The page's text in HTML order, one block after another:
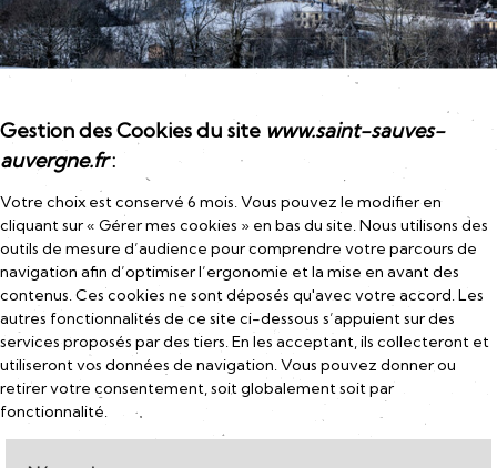
Gestion des Cookies du site www.saint-sauves-
auvergne.fr:
Votre choix est conservé 6 mois. Vous pouvez le modifier en
cliquant sur « Gérer mes cookies » en bas du site. Nous utilisons des
outils de mesure d’audience pour comprendre votre parcours de
navigation afin d’optimiser l’ergonomie et la mise en avant des
contenus. Ces cookies ne sont déposés qu'avec votre accord. Les
autres fonctionnalités de ce site ci-dessous s’appuient sur des
services proposés par des tiers. En les acceptant, ils collecteront et
utiliseront vos données de navigation. Vous pouvez donner ou
retirer votre consentement, soit globalement soit par
fonctionnalité.